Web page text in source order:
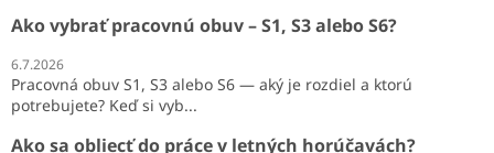
Ako vybrať pracovnú obuv – S1, S3 alebo S6?
6.7.2026
Pracovná obuv S1, S3 alebo S6 — aký je rozdiel a ktorú
potrebujete? Keď si vyb...
Ako sa obliecť do práce v letných horúčavách?